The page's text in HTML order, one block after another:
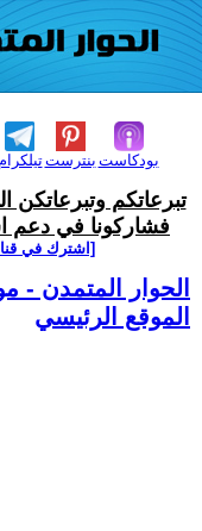
تيلكرامبنترست بودكاست
تبرعاتكم وتبرعاتكن
فشاركونا في دعم
[اشترك في
الحوار المتمدن -
الموقع الرئيسي